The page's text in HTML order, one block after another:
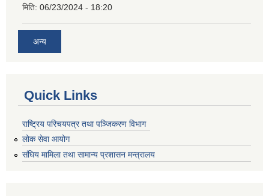
मिति: 06/23/2024 - 18:20
अन्य
Quick Links
राष्ट्रिय परिचयपत्र तथा पञ्जिकरण विभाग
लोक सेवा आयोग
संघिय मामिला तथा सामान्य प्रशासन मन्त्रालय